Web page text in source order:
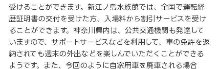
受けることができます。新江ノ島水族館では、全国で運転経
歴証明書の交付を受けた方、入場料から割引サービスを受け
ることができます。神奈川県内は、公共交通機関も発達して
いますので、サポートサービスなどを利用して、車の免許を返
納されても週末の外出などを楽しんでいただくことができる
ようです。また、今回のように自家用車を廃車される場合